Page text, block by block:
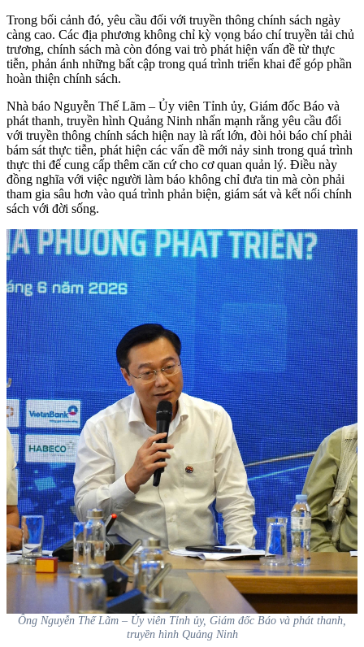
Trong bối cảnh đó, yêu cầu đối với truyền thông chính sách ngày
càng cao. Các địa phương không chỉ kỳ vọng báo chí truyền tải chủ
trương, chính sách mà còn đóng vai trò phát hiện vấn đề từ thực
tiễn, phản ánh những bất cập trong quá trình triển khai để góp phần
hoàn thiện chính sách.
Nhà báo Nguyễn Thế Lãm – Ủy viên Tỉnh ủy, Giám đốc Báo và
phát thanh, truyền hình Quảng Ninh nhấn mạnh rằng yêu cầu đối
với truyền thông chính sách hiện nay là rất lớn, đòi hỏi báo chí phải
bám sát thực tiễn, phát hiện các vấn đề mới nảy sinh trong quá trình
thực thi để cung cấp thêm căn cứ cho cơ quan quản lý. Điều này
đồng nghĩa với việc người làm báo không chỉ đưa tin mà còn phải
tham gia sâu hơn vào quá trình phản biện, giám sát và kết nối chính
sách với đời sống.
Ông Nguyễn Thế Lãm – Ủy viên Tỉnh ủy, Giám đốc Báo và phát thanh,
truyền hình Quảng Ninh